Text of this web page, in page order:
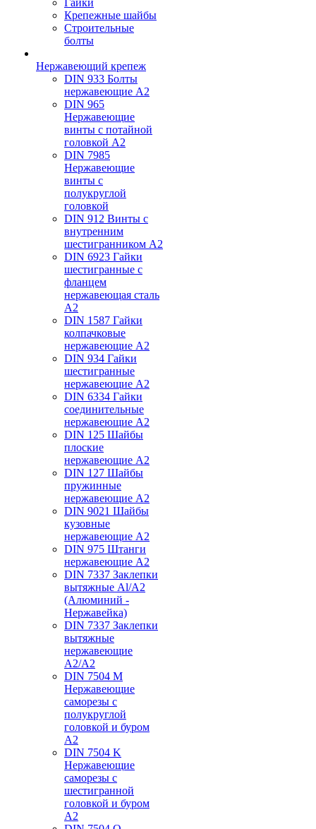
Гайки
Крепежные шайбы
Строительные
болты
Нержавеющий крепеж
DIN 933 Болты
нержавеющие А2
DIN 965
Нержавеющие
винты с потайной
головкой А2
DIN 7985
Нержавеющие
винты с
полукруглой
головкой
DIN 912 Винты с
внутренним
шестигранником А2
DIN 6923 Гайки
шестигранные с
фланцем
нержавеющая сталь
А2
DIN 1587 Гайки
колпачковые
нержавеющие А2
DIN 934 Гайки
шестигранные
нержавеющие А2
DIN 6334 Гайки
соединительные
нержавеющие А2
DIN 125 Шайбы
плоские
нержавеющие А2
DIN 127 Шайбы
пружинные
нержавеющие А2
DIN 9021 Шайбы
кузовные
нержавеющие А2
DIN 975 Штанги
нержавеющие А2
DIN 7337 Заклепки
вытяжные Al/A2
(Алюминий -
Нержавейка)
DIN 7337 Заклепки
вытяжные
нержавеющие
A2/A2
DIN 7504 M
Нержавеющие
саморезы с
полукруглой
головкой и буром
А2
DIN 7504 K
Нержавеющие
саморезы с
шестигранной
головкой и буром
А2